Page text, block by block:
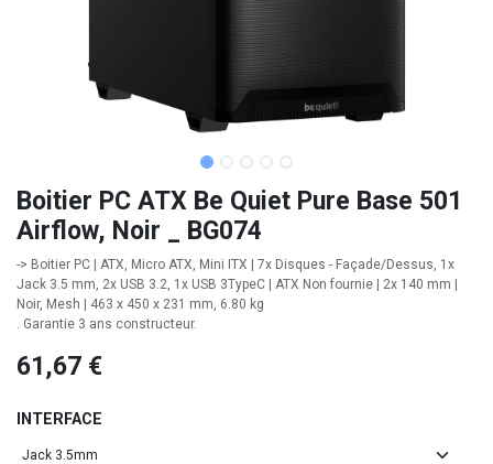
Boitier PC ATX Be Quiet Pure Base 501
Airflow, Noir _ BG074
-> Boitier PC | ATX, Micro ATX, Mini ITX | 7x Disques - Façade/Dessus, 1x
Jack 3.5 mm, 2x USB 3.2, 1x USB 3TypeC | ATX Non fournie | 2x 140 mm |
Noir, Mesh | 463 x 450 x 231 mm, 6.80 kg
. Garantie 3 ans constructeur.
61,67 €
INTERFACE